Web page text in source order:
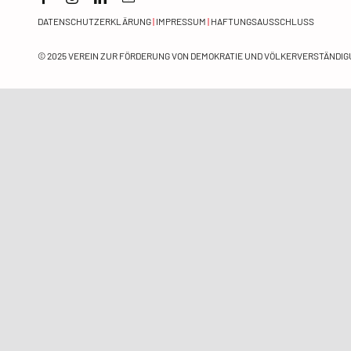
DATENSCHUTZERKLÄRUNG| IMPRESSUM | HAFTUNGSAUSSCHLUSS
© 2025VEREIN ZUR FÖRDERUNG VON DEMOKRATIE UND